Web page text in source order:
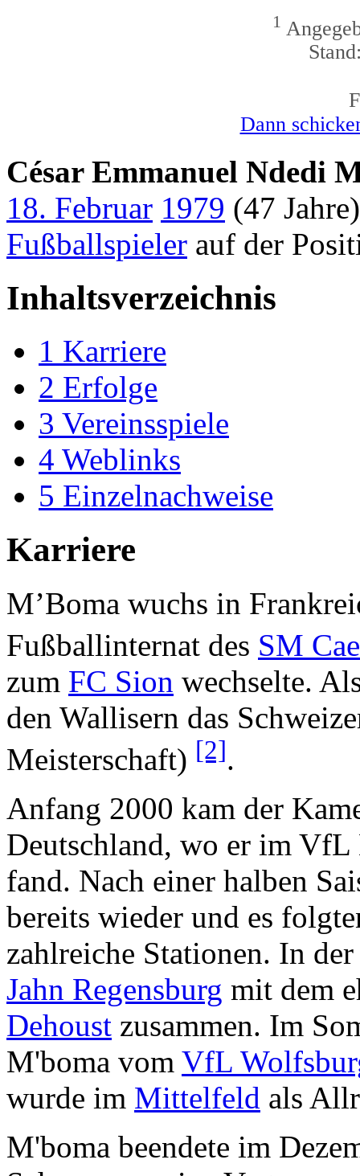
1
Dann
César Emmanuel Ndedi
18. Februar 1979 (47
Fußballspieler auf der
Inhaltsverzeichnis
1 Karriere
2 Erfolge
3 Vereinsspiele
4 Weblinks
5 Einzelnachweise
Karriere
M’Boma wuchs in
Fußballinternat des SM
zum FC Sion wechselte.
den Wallisern das
Meisterschaft) [2].
Anfang 2000 kam der
Deutschland, wo er im VfL
fand. Nach einer halben
bereits wieder und es
zahlreiche Stationen. In
Jahn Regensburg mit dem
Dehoust zusammen. Im
M'boma vom VfL
wurde im Mittelfeld als
M'boma beendete im